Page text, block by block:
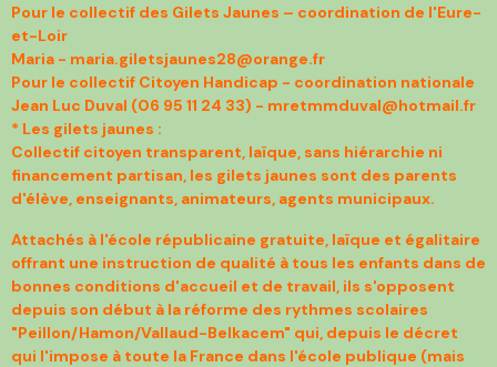
Pour le collectif des Gilets Jaunes – coordination de l'Eure-
et-Loir
Maria - maria.giletsjaunes28@orange.fr
Pour le collectif Citoyen Handicap - coordination nationale
Jean Luc Duval (06 95 11 24 33) - mretmmduval@hotmail.fr
* Les gilets jaunes :
Collectif citoyen transparent, laïque, sans hiérarchie ni
financement partisan, les gilets jaunes sont des parents
d'élève, enseignants, animateurs, agents municipaux.
Attachés à l'école républicaine gratuite, laïque et égalitaire
offrant une instruction de qualité à tous les enfants dans de
bonnes conditions d'accueil et de travail, ils s'opposent
depuis son début à la réforme des rythmes scolaires
"Peillon/Hamon/Vallaud-Belkacem" qui, depuis le décret
qui l'impose à toute la France dans l'école publique (mais